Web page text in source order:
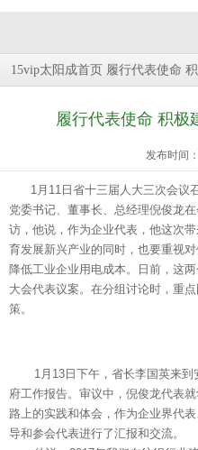
15vip太阳成首页 履行代表使命
履行代表使命 积极
发布时间
1月11日省十三届人大三次会议
党委书记、董事长、总经理倪俊龙
访，他说，作为企业代表，他这次
育发展新兴产业的同时，也要重视
降低工业企业用电成本。日前，这
大会代表议案。在分组讨论时，重
策。
1月13日下午，省长李国英来到
府工作报告。审议中，倪俊龙代表
路上的实践和体会，作为企业界代
导和参会代表进行了汇报和交流。